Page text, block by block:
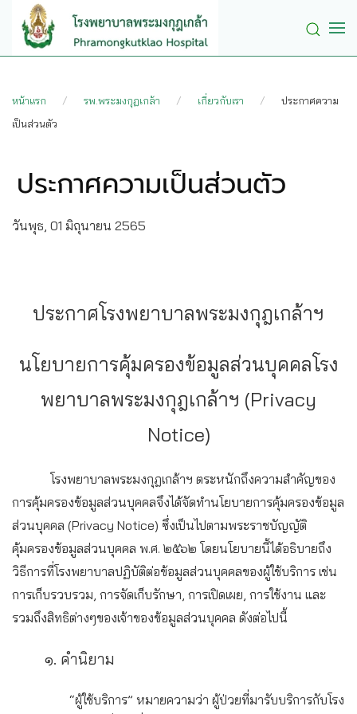
Skip to main content
หน้าแรก รพ.พระมงกุฏเกล้า เกี่ยวกับเรา
ประกาศความ
เป็นส่วนตัว
ประกาศความเป็นส่วนตัว
วันพุธ, 01 มิถุนายน 2565
ประกาศโรงพยาบาลพระมงกุฎเกล้าฯ
นโยบายการคุ้มครองข้อมูลส่วนบุคคลโรง
พยาบาลพระมงกุฎเกล้าฯ (Privacy
Notice)
โรงพยาบาลพระมงกุฎเกล้าฯ ตระหนักถึงความสำคัญของ
การคุ้มครองข้อมูลส่วนบุคคลจึงได้จัดทำนโยบายการคุ้มครองข้อมูล
ส่วนบุคคล (Privacy Notice) ซึ่งเป็นไปตามพระราชบัญญัติ
คุ้มครองข้อมูลส่วนบุคคล พ.ศ. ๒๕๖๒ โดยนโยบายนี้ได้อธิบายถึง
วิธีการที่โรงพยาบาลปฏิบัติต่อข้อมูลส่วนบุคคลของผู้ใช้บริการ เช่น
การเก็บรวบรวม, การจัดเก็บรักษา, การเปิดเผย, การใช้งาน และ
รวมถึงสิทธิต่างๆของเจ้าของข้อมูลส่วนบุคคล ดังต่อไปนี้
๑. คำนิยาม
“ผู้ใช้บริการ” หมายความว่า ผู้ป่วยที่มารับบริการกับโรง